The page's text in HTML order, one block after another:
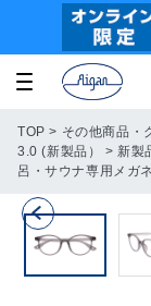
TOP > その他商品・
3.0 (新製品）
> 新製
呂・サウナ専用メガ